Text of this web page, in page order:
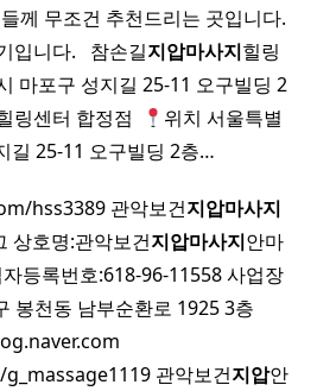
께 무조건 추천드리는 곳입니다.
입니다. ​ ​ 참손길지압마사지힐링
마포구 성지길 25-11 오구빌딩 2
링센터 합정점
위치 서울특별
길 25-11 오구빌딩 2층…
hss3389 관악보건지압마사지
상호명:관악보건지압마사지안마
등록번호:618-96-11558 사업장
봉천동 남부순환로 1925 3층
관악보건지압안